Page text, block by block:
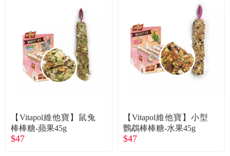
【Vitapol維他寶】鼠兔
棒棒糖-蘋果45g
$47
【Vitapol維他寶】小型
鸚鵡棒棒糖-水果45g
$47